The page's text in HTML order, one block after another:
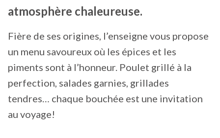
atmosphère chaleureuse.
Fière de ses origines, l’enseigne vous propose
un menu savoureux où les épices et les
piments sont à l’honneur. Poulet grillé à la
perfection, salades garnies, grillades
tendres… chaque bouchée est une invitation
au voyage!